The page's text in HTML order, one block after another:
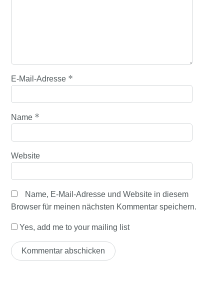
E-Mail-Adresse *
Name *
Website
Name, E-Mail-Adresse und Website in diesem
Browser für meinen nächsten Kommentar speichern.
Yes, add me to your mailing list